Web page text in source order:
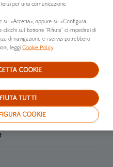
concorso “diVERTIti ai Radio
per una comunicazione
su «Accetta», oppure su «Configura
clicchi sul bottone "Rifiuta" ci impedirai di
di navigazione e i servizi potrebbero
leggi Cookie Policy.
COOKIE
TUTTI
COOKIE